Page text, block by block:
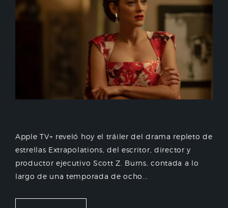
Apple TV+ reveló hoy el tráiler del drama repleto de
estrellas Extrapolations, del escritor, director y
productor ejecutivo Scott Z. Burns, contada a lo
largo de una temporada de ocho...